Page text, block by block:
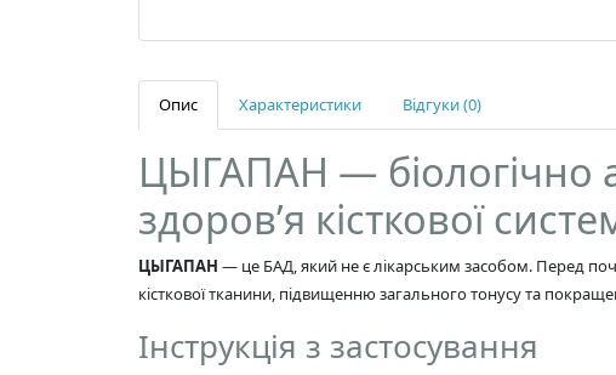
Опис Характеристики Відгуки (0)
ЦЫГАПАН — біологічно
здоров’я кісткової
ЦЫГАПАН — це БАД, який не є лікарським засобом. Перед
кісткової тканини, підвищенню загального тонусу та
Інструкція з застосування